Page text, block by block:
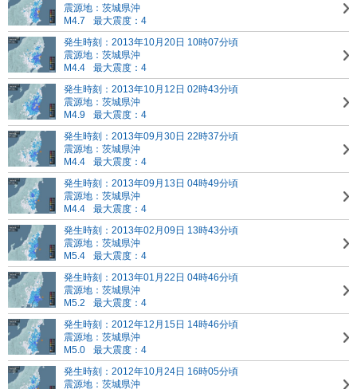
震源地：茨城県沖
M4.7
最大震度：4
発生時刻：2013年10月20日 10時07分頃
震源地：茨城県沖
M4.4
最大震度：4
発生時刻：2013年10月12日 02時43分頃
震源地：茨城県沖
M4.9
最大震度：4
発生時刻：2013年09月30日 22時37分頃
震源地：茨城県沖
M4.4
最大震度：4
発生時刻：2013年09月13日 04時49分頃
震源地：茨城県沖
M4.4
最大震度：4
発生時刻：2013年02月09日 13時43分頃
震源地：茨城県沖
M5.4
最大震度：4
発生時刻：2013年01月22日 04時46分頃
震源地：茨城県沖
M5.2
最大震度：4
発生時刻：2012年12月15日 14時46分頃
震源地：茨城県沖
M5.0
最大震度：4
発生時刻：2012年10月24日 16時05分頃
震源地：茨城県沖